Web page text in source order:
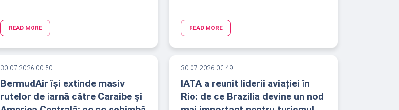
READ MORE READ MORE
30.07.2026 00:50
BermudAir își extinde masiv
rutelor de iarnă către Caraibe și
30.07.2026 00:49
IATA a reunit liderii aviației în
Rio: de ce Brazilia devine un nod